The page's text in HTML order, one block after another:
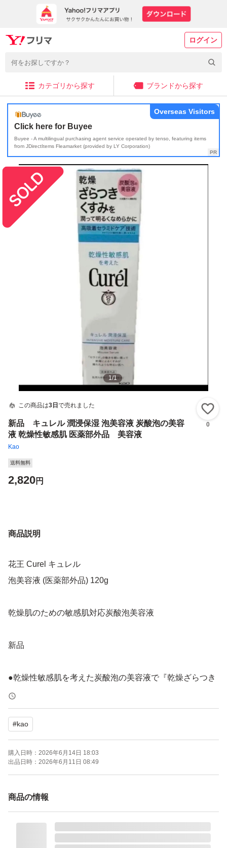
ログイン
カテゴリから探す ブランドから探す
Click here for Buyee
Buyee - A multilingual purchasing agent service operated by tenso, featuring items
from JDirectItems Fleamarket (provided by LY Corporation)
Overseas Visitors
1/1
この商品は3日 で売れました
新品 キュレル 潤浸保湿 泡美容液 炭酸泡の美容
液 乾燥性敏感肌 医薬部外品 美容液
Kao
0
送料無料
2,820円
商品説明
花王 Curel キュレル
泡美容液 (医薬部外品) 120g
乾燥肌のための敏感肌対応炭酸泡美容液
新品
●乾燥性敏感肌を考えた炭酸泡の美容液で『乾燥ざらつき
くすみ』を潤いで満たし、くすみが晴れたような明るい潤
い肌へ。
●高吸着セラミドケア技術により、セラミドの働きを補
い、潤いを与えます。
●医薬部外品で、肌荒れを防ぐ（消炎剤配合）効果も期待
できます。
ブランド：Kao
#kao
購入日時： 2026年6月14日 18:03
出品日時： 2026年6月11日 08:49
商品の情報